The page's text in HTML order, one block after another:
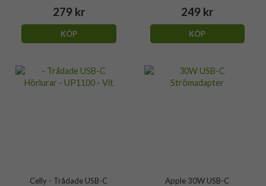
279 kr
KÖP
249 kr
KÖP
Celly - Trådade USB-C
Apple 30W USB-C